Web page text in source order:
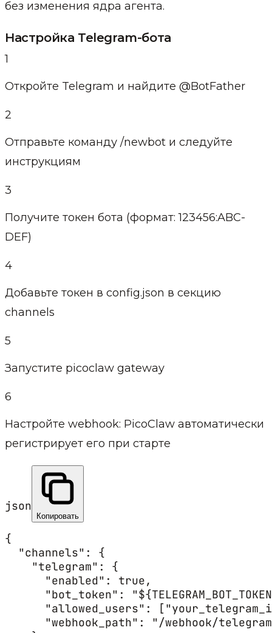
без изменения ядра агента.
Настройка Telegram-бота
1
Откройте Telegram и найдите @BotFather
2
Отправьте команду /newbot и следуйте
инструкциям
3
Получите токен бота (формат: 123456:ABC-
DEF)
4
Добавьте токен в config.json в секцию
channels
5
Запустите picoclaw gateway
6
Настройте webhook: PicoClaw автоматически
регистрирует его при старте
json
Копировать
{
  "channels": {
    "telegram": {
      "enabled": true,
"bot_token":
"allowed_users":
"webhook_path": "/webhook/